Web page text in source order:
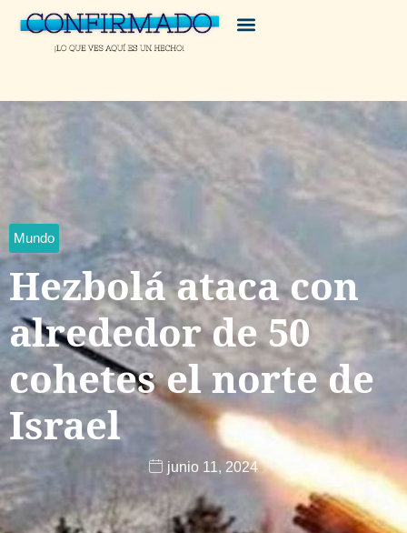
Mundo
Hezbolá ataca con
alrededor de 50
cohetes el norte de
Israel
junio 11, 2024